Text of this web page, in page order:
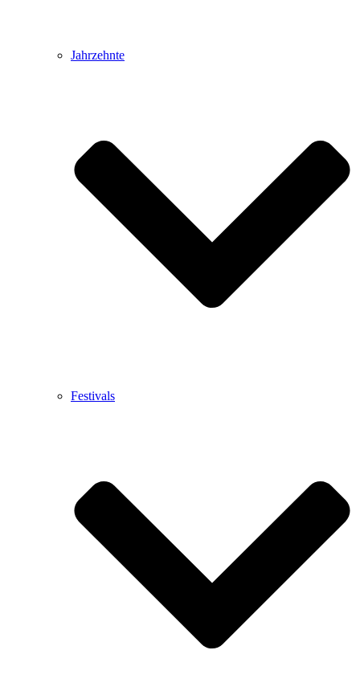
Jahrzehnte
Festivals